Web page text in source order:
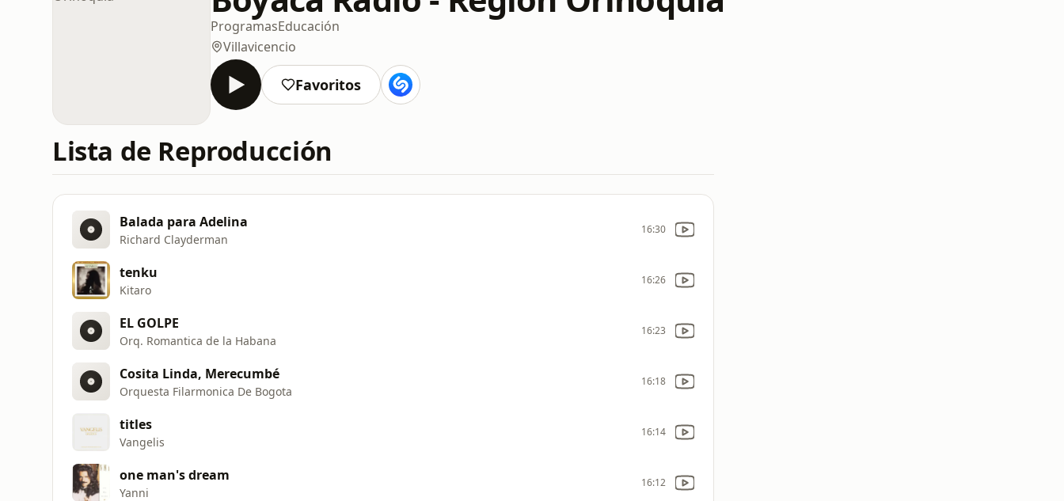
ProgramasEducación
Villavicencio
Favoritos
Lista de Reproducción
Balada para Adelina
Richard Clayderman
16:30
tenku
Kitaro
16:26
EL GOLPE
Orq. Romantica de la Habana
16:23
Cosita Linda, Merecumbé
Orquesta Filarmonica De Bogota
16:18
titles
Vangelis
16:14
one man's dream
Yanni
16:12